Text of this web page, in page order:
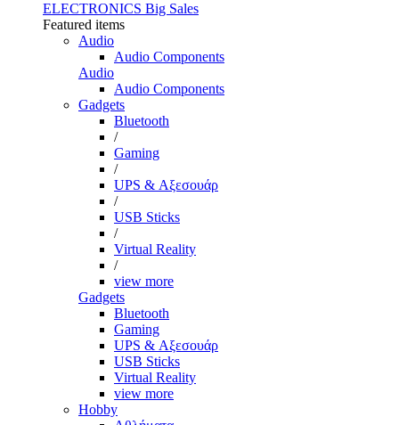
ELECTRONICS Big Sales
Featured items
Audio
Audio Components
Audio
Audio Components
Gadgets
Bluetooth
/
Gaming
/
UPS & Αξεσουάρ
/
USB Sticks
/
Virtual Reality
/
view more
Gadgets
Bluetooth
Gaming
UPS & Αξεσουάρ
USB Sticks
Virtual Reality
view more
Hobby